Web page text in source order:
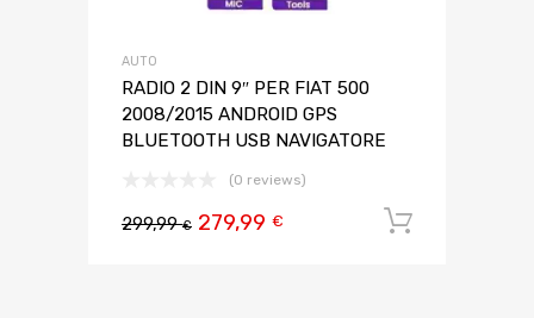
AUTO
RADIO 2 DIN 9″ PER FIAT 500
2008/2015 ANDROID GPS
BLUETOOTH USB NAVIGATORE
(0 reviews)
299,99€ 279,99 €